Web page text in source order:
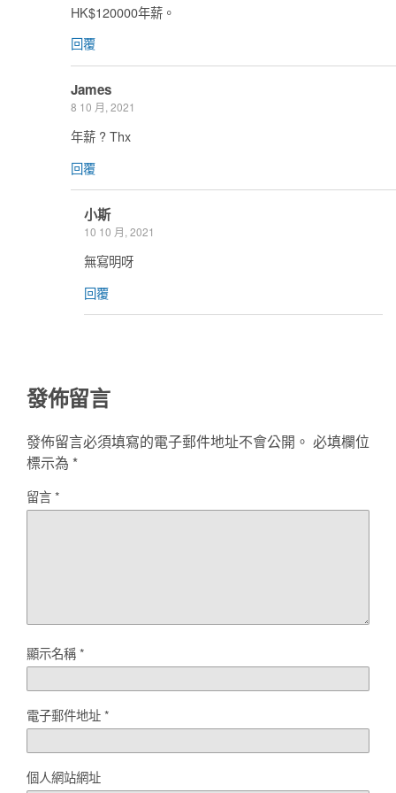
HK$120000年薪。
回覆
James
8 10 月, 2021
年薪 ? Thx
回覆
小斯
10 10 月, 2021
無寫明呀
回覆
發佈留言
發佈留言必須填寫的電子郵件地址不會公開。 必填欄位
標示為 *
留言*
顯示名稱*
電子郵件地址*
個人網站網址